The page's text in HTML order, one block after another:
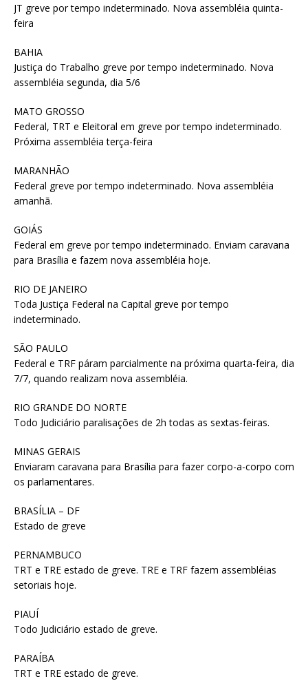
JT greve por tempo indeterminado. Nova assembléia quinta-
feira
BAHIA
Justiça do Trabalho greve por tempo indeterminado. Nova
assembléia segunda, dia 5/6
MATO GROSSO
Federal, TRT e Eleitoral em greve por tempo indeterminado.
Próxima assembléia terça-feira
MARANHÃO
Federal greve por tempo indeterminado. Nova assembléia
amanhã.
GOIÁS
Federal em greve por tempo indeterminado. Enviam caravana
para Brasília e fazem nova assembléia hoje.
RIO DE JANEIRO
Toda Justiça Federal na Capital greve por tempo
indeterminado.
SÃO PAULO
Federal e TRF páram parcialmente na próxima quarta-feira, dia
7/7, quando realizam nova assembléia.
RIO GRANDE DO NORTE
Todo Judiciário paralisações de 2h todas as sextas-feiras.
MINAS GERAIS
Enviaram caravana para Brasília para fazer corpo-a-corpo com
os parlamentares.
BRASÍLIA – DF
Estado de greve
PERNAMBUCO
TRT e TRE estado de greve. TRE e TRF fazem assembléias
setoriais hoje.
PIAUÍ
Todo Judiciário estado de greve.
PARAÍBA
TRT e TRE estado de greve.